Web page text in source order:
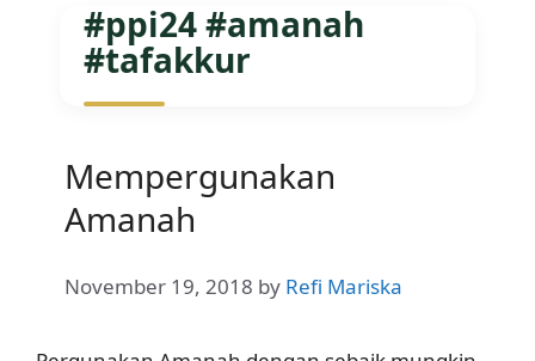
#ppi24 #amanah
#tafakkur
Mempergunakan
Amanah
November 19, 2018 by Refi Mariska